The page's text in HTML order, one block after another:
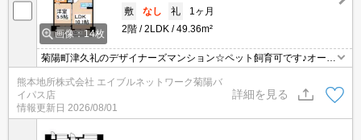
画像：14枚
敷
なし 礼
1ヶ月
2階
2LDK 49.36m²
菊陽町津久礼のデザイナーズマンション☆ペット飼育可です♪オート
ロック・エレベーター付き☆宅配ボックス完備☆追い焚き機能☆浴
室乾燥☆ＴＶモニターホン☆システムキッチン☆ウォークスルーク
ローゼット☆
熊本地所株式会社 エイブルネットワーク菊陽バ
イパス店
情報更新日 2026/08/01
詳細を見る